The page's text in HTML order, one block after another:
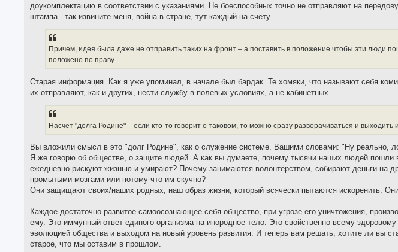
доукомплектацию в соответствии с указаниями. Не боеспособных точно не отправляют на
штампа - так извините меня, война в стране, тут каждый на счету.
Причем, идея была даже не отправить таких на фронт – а поставить в положение чтобы эти люди
положено по праву.
Старая информация. Как я уже упоминал, в начале был бардак. Те хомяки, что называют себя
их отправляют, как и других, нести службу в полевых условиях, а не кабинетных.
Насчёт "долга Родине" – если кто-то говорит о таковом, то можно сразу разворачиваться и
Вы вложили смысл в это "долг Родине", как о служение системе. Вашими словами: "Ну реально,
Я же говорю об обществе, о защите людей. А как вы думаете, почему тысячи наших людей пошли
ежедневно рискуют жизнью и умирают? Почему занимаются волонтёрством, собирают деньги на
промытыми мозгами или потому что им скучно?
Они защищают своих/наших родных, наш образ жизни, который всячески пытаются искоренить.
Каждое достаточно развитое самоосознающее себя общество, при угрозе его уничтожения,
ему. Это иммунный ответ единого организма на инородное тело. Это свойственно всему
эволюцией общества и выходом на новый уровень развития. И теперь вам решать, хотите ли вы
старое, что мы оставим в прошлом.